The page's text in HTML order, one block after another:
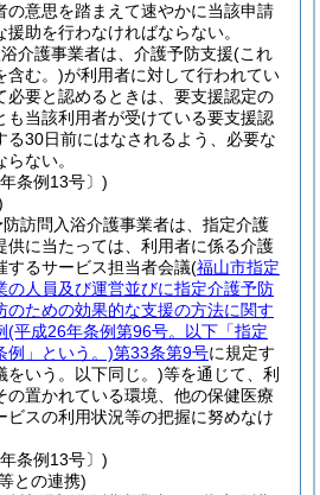
の意思を踏まえて速やかに当該申請
助を行わなければならない。
介護事業者は、介護予防支援(これ
含む。)が利用者に対して行われてい
必要と認めるときは、要支援認定の
も当該利用者が受けている要支援認
る30日前にはなされるよう、必要な
ない。
条例13号〕)
訪問入浴介護事業者は、指定介護
供に当たっては、利用者に係る介護
するサービス担当者会議(福山市指定
の人員及び運営並びに指定介護予防
のための効果的な支援の方法に関す
(平成26年条例第96号。以下「指定
例」という。)第33条第9号に規定す
をいう。以下同じ。)等を通じて、利
の置かれている環境、他の保健医療
ビスの利用状況等の把握に努めなけ
条例13号〕)
との連携)